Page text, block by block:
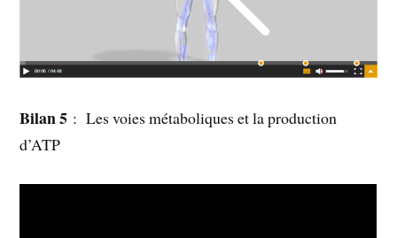
Bilan 5 : Les voies métaboliques et la production
d’ATP